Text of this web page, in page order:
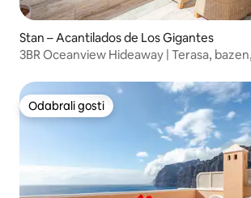
Stan – Acantilados de Los Gigantes
3BR Oceanview Hideaway | Terasa,
Odabrali gosti
Odabrali gosti